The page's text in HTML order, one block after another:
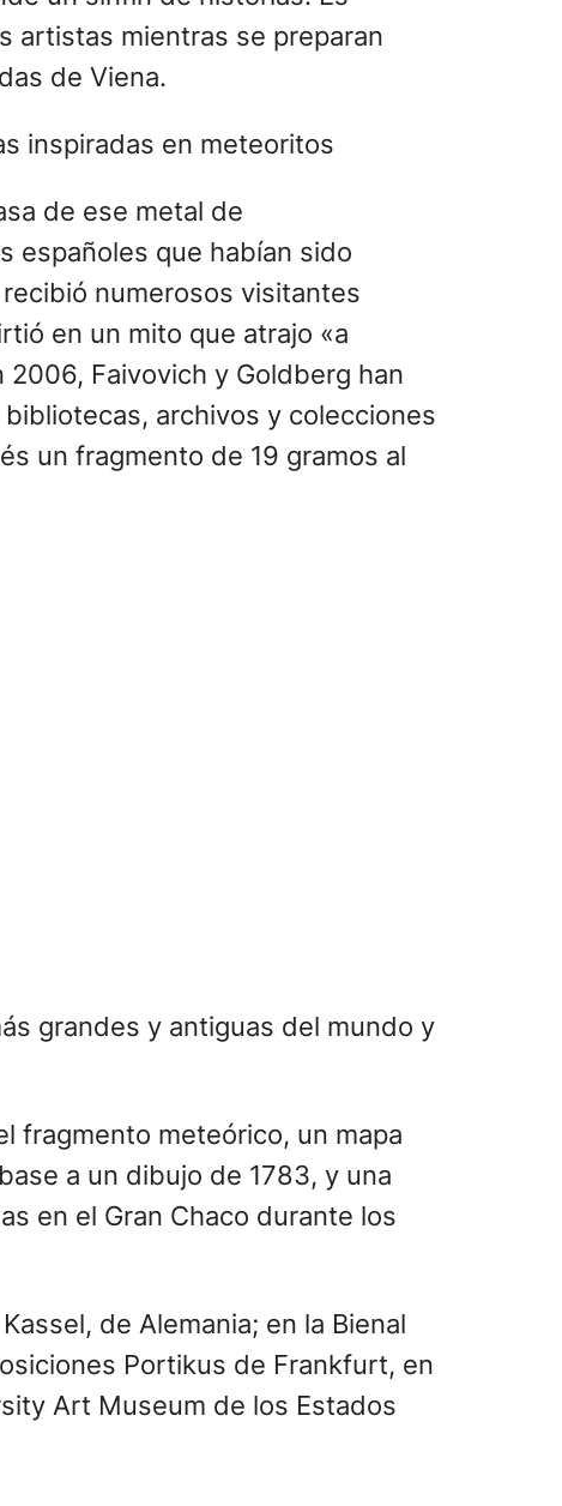
artistas mientras se preparan
de Viena.
de ese metal de
españoles que habían sido
numerosos visitantes
en un mito que atrajo «a
Faivovich y Goldberg han
archivos y colecciones
un fragmento de 19 gramos al
grandes y antiguas del mundo y
fragmento meteórico, un mapa
a un dibujo de 1783, y una
en el Gran Chaco durante los
de Alemania; en la Bienal
Portikus de Frankfurt, en
Art Museum de los Estados